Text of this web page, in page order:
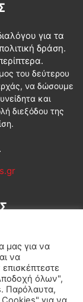
για τα
δράση.
του δεύτερου
να δώσουμε
και
διεξόδου της
Κοινωνία
μας για να
να
όλων",
Παρόλαυτα,